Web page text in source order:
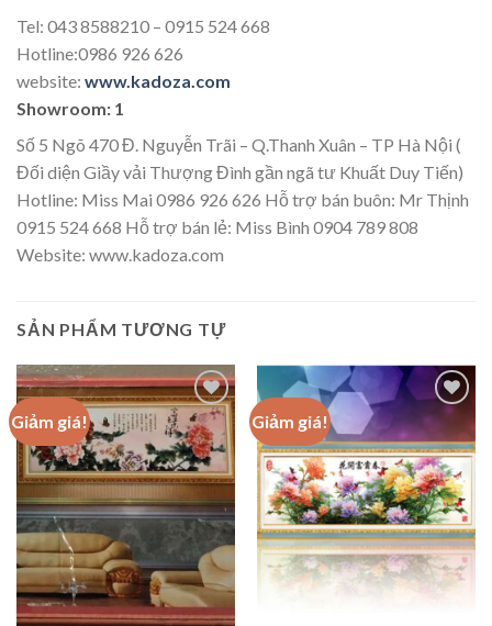
Tel: 043 8588210 – 0915 524 668
Hotline:0986 926 626
website: www.kadoza.com
Showroom: 1
Số 5 Ngõ 470 Đ. Nguyễn Trãi – Q.Thanh Xuân – TP Hà Nội (
Đối diện Giầy vải Thượng Đình gần ngã tư Khuất Duy Tiến)
Hotline: Miss Mai 0986 926 626 Hỗ trợ bán buôn: Mr Thịnh
0915 524 668 Hỗ trợ bán lẻ: Miss Bình 0904 789 808
Website: www.kadoza.com
SẢN PHẨM TƯƠNG TỰ
Giảm giá!
Add to
wishlist
Giảm giá!
Add to
wishlist